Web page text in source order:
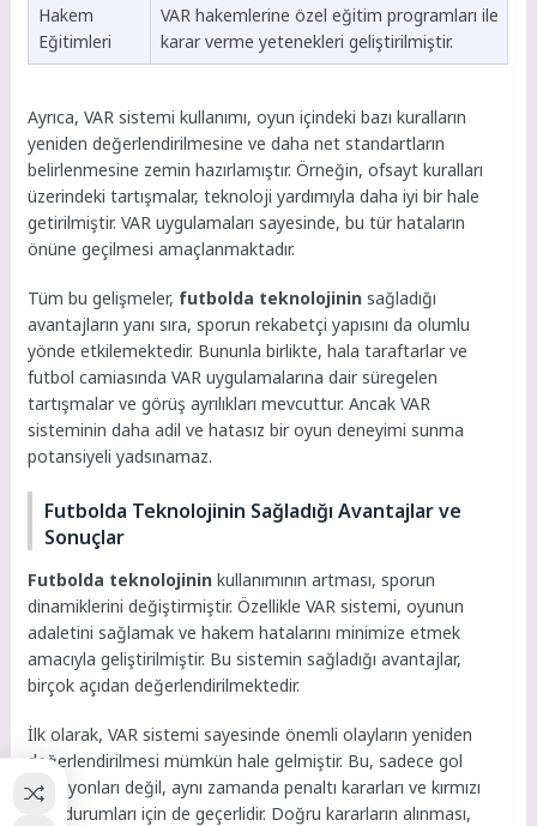
Hakem
Eğitimleri
VAR hakemlerine özel eğitim programları ile
karar verme yetenekleri geliştirilmiştir.
Ayrıca, VAR sistemi kullanımı, oyun içindeki bazı kuralların
yeniden değerlendirilmesine ve daha net standartların
belirlenmesine zemin hazırlamıştır. Örneğin, ofsayt kuralları
üzerindeki tartışmalar, teknoloji yardımıyla daha iyi bir hale
getirilmiştir. VAR uygulamaları sayesinde, bu tür hataların
önüne geçilmesi amaçlanmaktadır.
Tüm bu gelişmeler, futbolda teknolojinin sağladığı
avantajların yanı sıra, sporun rekabetçi yapısını da olumlu
yönde etkilemektedir. Bununla birlikte, hala taraftarlar ve
futbol camiasında VAR uygulamalarına dair süregelen
tartışmalar ve görüş ayrılıkları mevcuttur. Ancak VAR
sisteminin daha adil ve hatasız bir oyun deneyimi sunma
potansiyeli yadsınamaz.
Futbolda Teknolojinin Sağladığı Avantajlar ve
Sonuçlar
Futbolda teknolojinin kullanımının artması, sporun
dinamiklerini değiştirmiştir. Özellikle VAR sistemi, oyunun
adaletini sağlamak ve hakem hatalarını minimize etmek
amacıyla geliştirilmiştir. Bu sistemin sağladığı avantajlar,
birçok açıdan değerlendirilmektedir.
İlk olarak, VAR sistemi sayesinde önemli olayların yeniden
değerlendirilmesi mümkün hale gelmiştir. Bu, sadece gol
pozisyonları değil, aynı zamanda penaltı kararları ve kırmızı
kart durumları için de geçerlidir. Doğru kararların alınması,